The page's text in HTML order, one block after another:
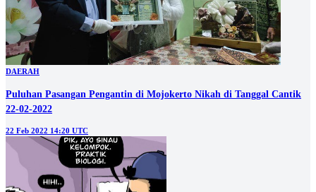
DAERAH
Puluhan Pasangan Pengantin di Mojokerto Nikah di Tanggal Cantik
22-02-2022
22 Feb 2022 14:20 UTC